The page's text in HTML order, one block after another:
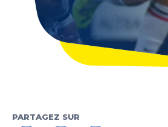
PARTAGEZ SUR